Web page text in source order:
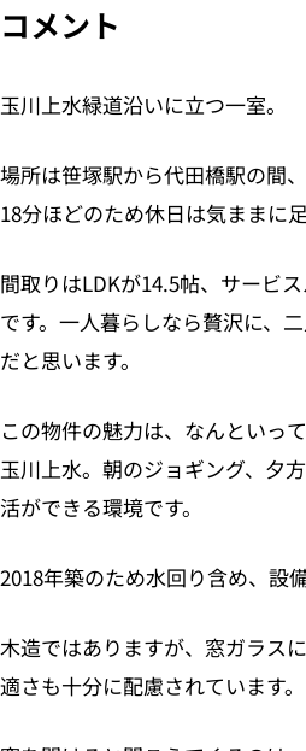
コメント
玉川上水緑道沿いに立つ一室。
場所は笹塚駅から代田橋駅の間
18分ほどのため休日は気ままに
間取りはLDKが14.5帖、サービ
です。一人暮らしなら贅沢に、
だと思います。
この物件の魅力は、なんといっ
玉川上水。朝のジョギング、夕
活ができる環境です。
2018年築のため水回り含め、設
木造ではありますが、窓ガラス
適さも十分に配慮されています。